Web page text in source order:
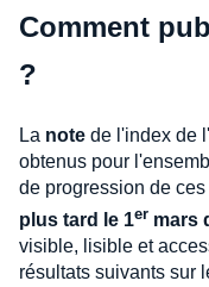
Comment
?
La note de l'index de
obtenus pour
de progression de
plus tard le 1er mars
visible, lisible et
résultats suivants sur